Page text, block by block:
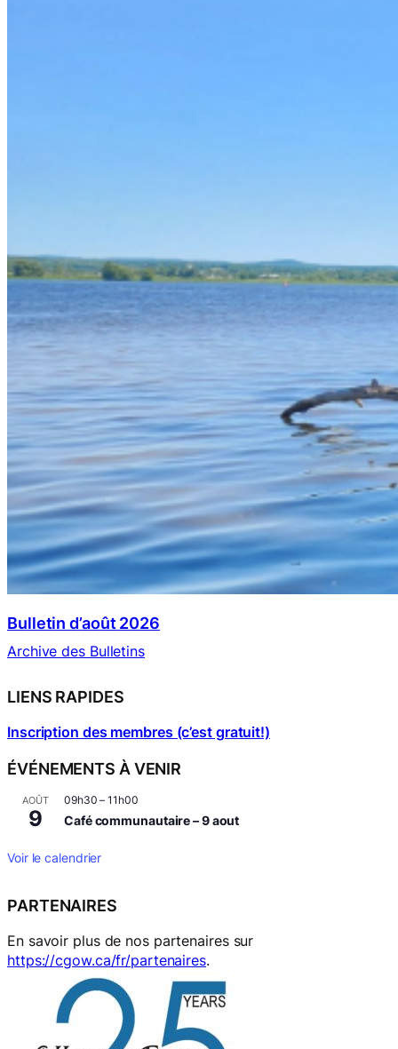
Bulletin d’août 2026
Archive des Bulletins
LIENS RAPIDES
Inscription des membres (c’est gratuit!)
ÉVÉNEMENTS À VENIR
AOÛT
9
09h30 –11h00
Café communautaire – 9 aout
Voir le calendrier
PARTENAIRES
En savoir plus de nos partenaires sur
https://cgow.ca/fr/partenaires.